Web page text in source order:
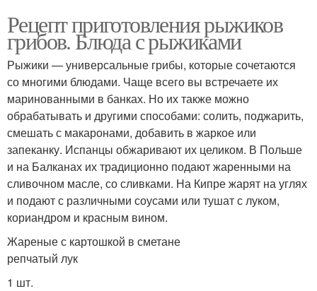
Рецепт приготовления рыжиков
грибов. Блюда с рыжиками
Рыжики — универсальные грибы, которые сочетаются
со многими блюдами. Чаще всего вы встречаете их
маринованными в банках. Но их также можно
обрабатывать и другими способами: солить, поджарить,
смешать с макаронами, добавить в жаркое или
запеканку. Испанцы обжаривают их целиком. В Польше
и на Балканах их традиционно подают жаренными на
сливочном масле, со сливками. На Кипре жарят на углях
и подают с различными соусами или тушат с луком,
кориандром и красным вином.
Жареные с картошкой в сметане
репчатый лук
1 шт.